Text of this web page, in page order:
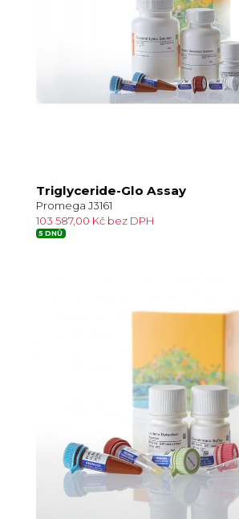
Triglyceride-Glo Assay
Promega J3161
103 587,00 Kč bez DPH
5 DNŮ